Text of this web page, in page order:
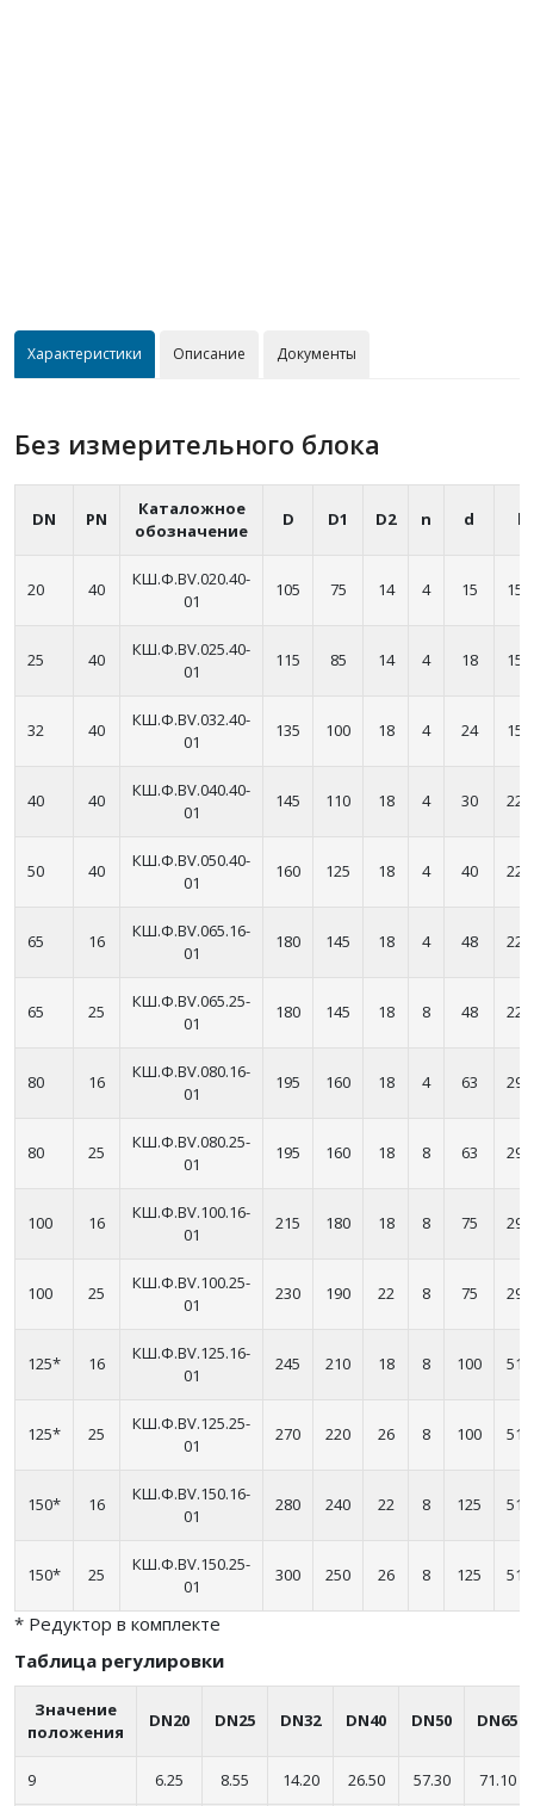
Характеристики Описание Документы
Без измерительного блока
DN PN
Каталожное
обозначение
D D1 D2 n d l
20 40
КШ.Ф.BV.020.40-
01
105 75 14 4 15 150
25 40
КШ.Ф.BV.025.40-
01
115 85 14 4 18 150
32 40
КШ.Ф.BV.032.40-
01
135 100 18 4 24 150
40 40
КШ.Ф.BV.040.40-
01
145 110 18 4 30 220
50 40
КШ.Ф.BV.050.40-
01
160 125 18 4 40 220
65 16
КШ.Ф.BV.065.16-
01
180 145 18 4 48 220
65 25
КШ.Ф.BV.065.25-
01
180 145 18 8 48 220
80 16
КШ.Ф.BV.080.16-
01
195 160 18 4 63 295
80 25
КШ.Ф.BV.080.25-
01
195 160 18 8 63 295
100 16
КШ.Ф.BV.100.16-
01
215 180 18 8 75 295
100 25
КШ.Ф.BV.100.25-
01
230 190 22 8 75 295
125* 16
КШ.Ф.BV.125.16-
01
245 210 18 8 100 514
125* 25
КШ.Ф.BV.125.25-
01
270 220 26 8 100 514
150* 16
КШ.Ф.BV.150.16-
01
280 240 22 8 125 514
150* 25
КШ.Ф.BV.150.25-
01
300 250 26 8 125 514
* Редуктор в комплекте
Таблица регулировки
Значение
положения
DN20 DN25 DN32 DN40 DN50 DN65
9 6.25 8.55 14.20 26.50 57.30 71.10